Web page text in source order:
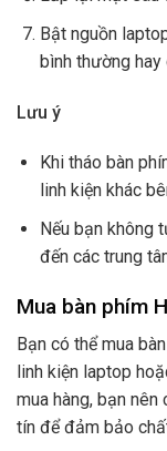
Bật nguồn
bình thường hay
Lưu ý
Khi tháo bàn
linh kiện khác
Nếu bạn không
đến các trung
Mua bàn phím
Bạn có thể mua
linh kiện laptop
mua hàng, bạn
tín để đảm bảo